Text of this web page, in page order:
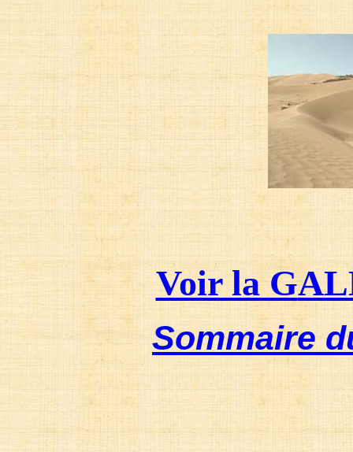
Voir la G
Sommaire